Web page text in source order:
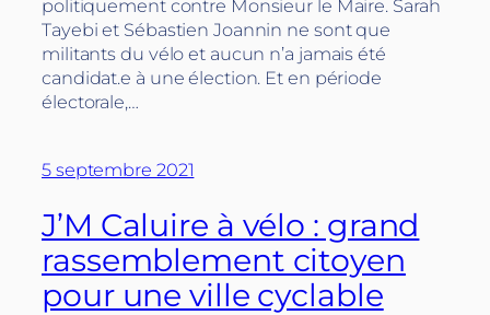
politiquement contre Monsieur le Maire. Sarah
Tayebi et Sébastien Joannin ne sont que
militants du vélo et aucun n’a jamais été
candidat.e à une élection. Et en période
électorale,…
5 septembre 2021
J’M Caluire à vélo : grand
rassemblement citoyen
pour une ville cyclable